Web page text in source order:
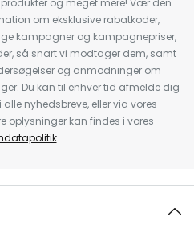
og meget mere! Vær den
om eksklusive rabatkoder,
kampagner og kampagnepriser,
så snart vi modtager dem, samt
og anmodninger om
Du kan til enhver tid afmelde dig
nyhedsbreve, eller via vores
oplysninger kan findes i vores
.